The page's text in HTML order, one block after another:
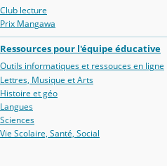
Club lecture
Prix Mangawa
Ressources pour l'équipe éducative
Outils informatiques et ressouces en ligne
Lettres, Musique et Arts
Histoire et géo
Langues
Sciences
Vie Scolaire, Santé, Social